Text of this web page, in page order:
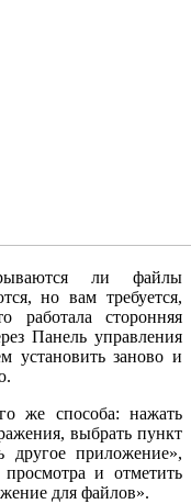
ли файлы
но вам требуется,
сторонняя
Панель управления
заново и
же способа: нажать
выбрать пункт
приложение»,
и отметить
для файлов».